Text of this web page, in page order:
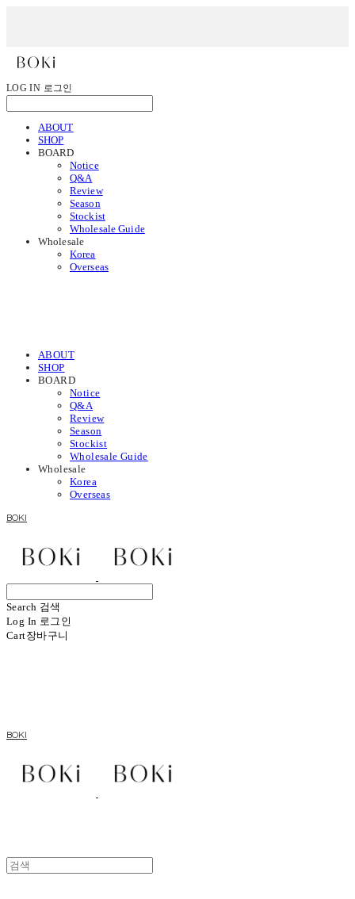
LOG IN 로그인
ABOUT
SHOP
BOARD
Notice
Q&A
Review
Season
Stockist
Wholesale Guide
Wholesale
Korea
Overseas
ABOUT
SHOP
BOARD
Notice
Q&A
Review
Season
Stockist
Wholesale Guide
Wholesale
Korea
Overseas
BOKI
Search 검색
Log In 로그인
Cart장바구니
BOKI